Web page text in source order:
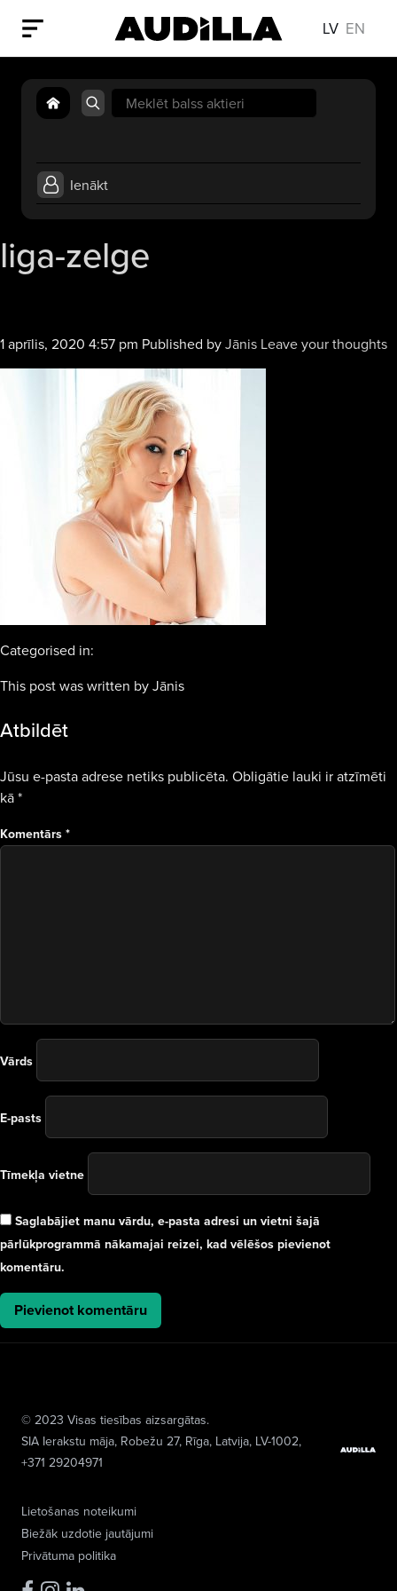
LV EN
Search
for:
Ienākt
liga-zelge
1 aprīlis, 2020 4:57 pm Published byJānis Leave your thoughts
Categorised in:
This post was written by Jānis
Atbildēt
Jūsu e-pasta adrese netiks publicēta. Obligātie lauki ir atzīmēti
kā*
Komentārs*
Vārds
E-pasts
Tīmekļa vietne
Saglabājiet manu vārdu, e-pasta adresi un vietni šajā
pārlūkprogrammā nākamajai reizei, kad vēlēšos pievienot
komentāru.
Lietošanas noteikumi
Biežāk uzdotie jautājumi
Privātuma politika
© 2023 Visas tiesības aizsargātas.
SIA Ierakstu māja, Robežu 27, Rīga, Latvija, LV-1002,
+371 29204971